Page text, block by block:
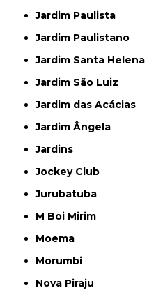
Jardim Paulista
Jardim Paulistano
Jardim Santa Helena
Jardim São Luiz
Jardim das Acácias
Jardim Ângela
Jardins
Jockey Club
Jurubatuba
M Boi Mirim
Moema
Morumbi
Nova Piraju